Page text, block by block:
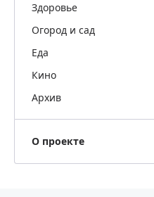
Здоровье
Огород и сад
Еда
Кино
Архив
О проекте